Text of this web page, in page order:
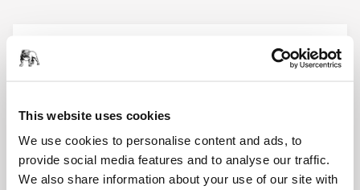
This website uses cookies
We use cookies to personalise content and ads, to
provide social media features and to analyse our traffic.
We also share information about your use of our site with
Hortum ve Konnektör Ø 27 mm / 32
Zımpara makinesi ve toz emiş makinesini
hortumu.